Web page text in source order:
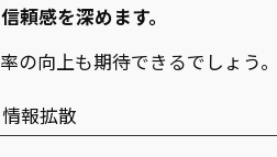
頼感を深めます。
の向上も期待できるでしょう
報拡散